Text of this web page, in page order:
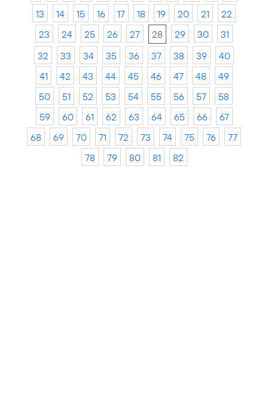
13
14 15 16 17 18 19 20 21
22
23
24 25 26 27 28 29 30
31
32
33 34 35 36 37 38 39
40
41
42 43 44 45 46 47 48
49
50
51 52 53 54 55 56 57
58
59
60 61 62 63 64 65 66
67
68
69 70 71 72 73 74 75 76
77
78
79 80 81 82